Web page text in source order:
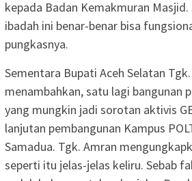
kepada Badan Kemakmuran
ibadah ini benar-benar bisa
pungkasnya.
Sementara Bupati Aceh Selatan
menambahkan, satu lagi bangunan
yang mungkin jadi sorotan aktivis
lanjutan pembangunan Kampus
Samadua. Tgk. Amran
seperti itu jelas-jelas keliru. Sebab